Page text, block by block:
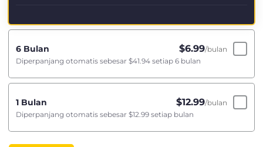
6 Bulan $6.99/bulan
Diperpanjang otomatis sebesar $41.94 setiap 6 bulan
1 Bulan $12.99/bulan
Diperpanjang otomatis sebesar $12.99 setiap bulan